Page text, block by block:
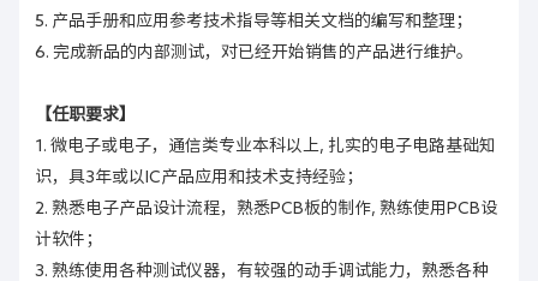
5. 产品手册和应用参考技术指导等相关文档的编写和整理；
6. 完成新品的内部测试，对已经开始销售的产品进行维护。
【任职要求】
1 . 微电子或电子，通信类专业本科以上, 扎实的电子电路基础知
识，具3年或以IC产品应用和技术支持经验；
2. 熟悉电子产品设计流程，熟悉PCB板的制作, 熟练使用PCB设
计软件；
3. 熟练使用各种测试仪器，有较强的动手调试能力，熟悉各种